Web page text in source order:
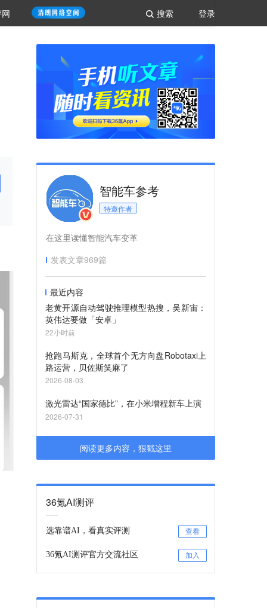
登录
搜索
智能车参考
特邀作者
在这里读懂智能汽车变革
发表文章969篇
最近内容
老黄开源自动驾驶推理模型热搜，吴新宙：
英伟达要做「安卓」
22小时前
抢跑马斯克，全球首个无方向盘Robotaxi上
路运营，贝佐斯笑麻了
2026-08-03
激光雷达“国家德比”，在小米增程新车上演
2026-07-31
阅读更多内容，狠戳这里
36氪AI测评
选靠谱AI，看真实评测 查看
36氪AI测评官方交流社区 加入